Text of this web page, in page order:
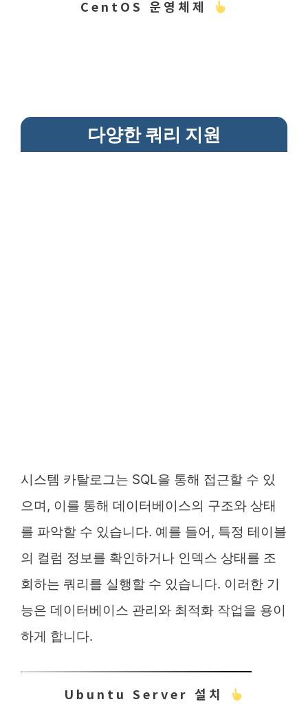
CentOS 운영체제
다양한 쿼리 지원
시스템 카탈로그는 SQL을 통해 접근할 수 있
으며, 이를 통해 데이터베이스의 구조와 상태
를 파악할 수 있습니다. 예를 들어, 특정 테이블
의 컬럼 정보를 확인하거나 인덱스 상태를 조
회하는 쿼리를 실행할 수 있습니다. 이러한 기
능은 데이터베이스 관리와 최적화 작업을 용이
하게 합니다.
Ubuntu Server 설치